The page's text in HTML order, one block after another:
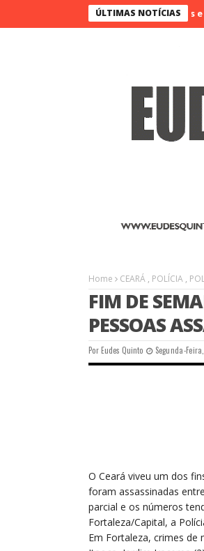
ÚLTIMAS NOTÍCIAS
Destaque na I Feira de Artesãos e
Home CEARÁ , POLÍCIA ,
FIM DE
PESSOAS
PorEudes Quinto Segunda-
O Ceará viveu um dos
foram assassinadas
parcial e os números
Fortaleza/Capital, a
Em Fortaleza, crimes